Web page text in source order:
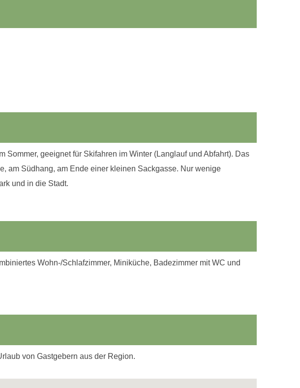
geeignet für Skifahren im Winter (Langlauf und Abfahrt). Das
am Südhang, am Ende einer kleinen Sackgasse. Nur wenige
und in die Stadt.
Wohn-/Schlafzimmer, Miniküche, Badezimmer mit WC und
von Gastgebern aus der Region.